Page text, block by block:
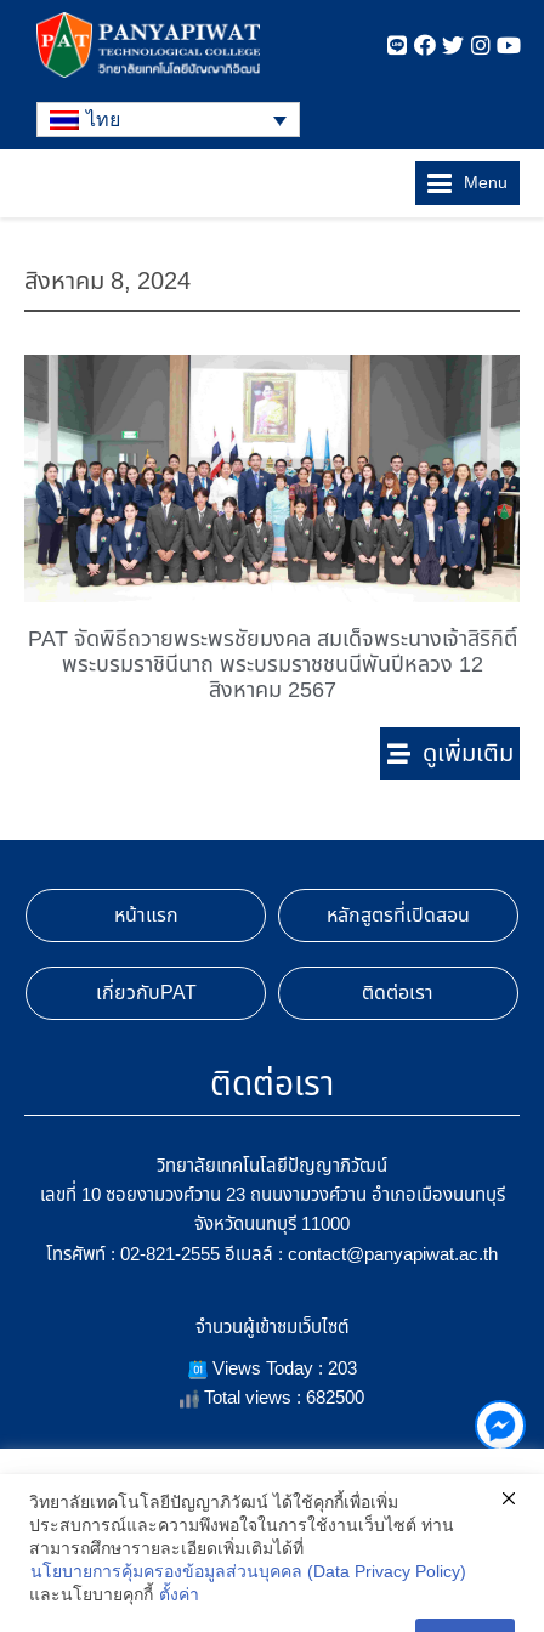
ไทย
Menu
สิงหาคม 8, 2024
PAT จัดพิธีถวายพระพรชัยมงคล สมเด็จพระนางเจ้าสิริกิติ์
พระบรมราชินีนาถ พระบรมราชชนนีพันปีหลวง 12
สิงหาคม 2567
ดูเพิ่มเติม
หน้าแรก หลักสูตรที่เปิดสอน
เกี่ยวกับPAT ติดต่อเรา
ติดต่อเรา
วิทยาลัยเทคโนโลยีปัญญาภิวัฒน์
เลขที่ 10 ซอยงามวงศ์วาน 23 ถนนงามวงศ์วาน อำเภอเมืองนนทบุรี
จังหวัดนนทบุรี 11000
โทรศัพท์ : 02-821-2555 อีเมลล์ : contact@panyapiwat.ac.th
จำนวนผู้เข้าชมเว็บไซต์
Views Today : 203
Total views : 682500
SHOW LOCATION ON MAP
2021 All Rights Reserved © Panyapiwat Learning Center | Privacy
เราใช้คุกกี้เพื่อเพิ่มประสิทธิภาพ และประสบการณ์ที่ดีในการใช้งาน
เว็บไซต์ เมื่อคุณกดยอมรับเราจะสามารถเลือกแสดงสิ่งที่น่าสนใจสำหรับ
คุณได้โดยเฉพาะ และหากคุณต้องการเปลี่ยนการตั้งค่าของคุกกี้
สามารถเลือกตั้งค่าความยินยอมการใช้คุกกี้ได้ โดยคลิก "การตั้งค่า"
อ่านนโยบายคุกกี้เพิ่มเติม
วิทยาลัยเทคโนโลยีปัญญาภิวัฒน์ ได้ใช้คุกกี้เพื่อเพิ่ม
ประสบการณ์และความพึงพอใจในการใช้งานเว็บไซต์ ท่าน
สามารถศึกษารายละเอียดเพิ่มเติมได้ที่
นโยบายการคุ้มครองข้อมูลส่วนบุคคล (Data Privacy Policy)
และนโยบายคุกกี้ ตั้งค่า